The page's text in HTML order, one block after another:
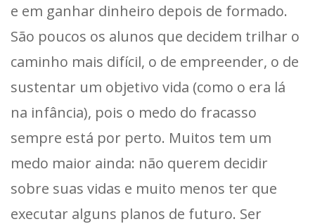
e em ganhar dinheiro depois de formado.
São poucos os alunos que decidem trilhar o
caminho mais difícil, o de empreender, o de
sustentar um objetivo vida (como o era lá
na infância), pois o medo do fracasso
sempre está por perto. Muitos tem um
medo maior ainda: não querem decidir
sobre suas vidas e muito menos ter que
executar alguns planos de futuro. Ser